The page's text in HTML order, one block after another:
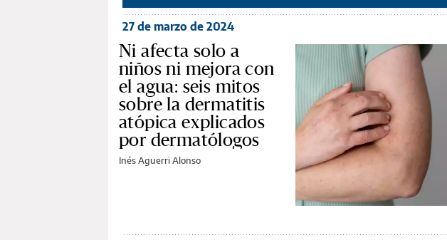
27 de marzo de 2024
Ni afecta solo a
niños ni mejora con
el agua: seis mitos
sobre la dermatitis
atópica explicados
por dermatólogos
Inés Aguerri Alonso